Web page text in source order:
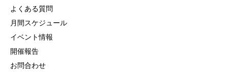
よくある質問
月間スケジュール
イベント情報
開催報告
お問合わせ